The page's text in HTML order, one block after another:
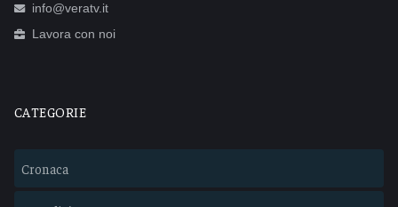
info@veratv.it
Lavora con noi
CATEGORIE
Cronaca